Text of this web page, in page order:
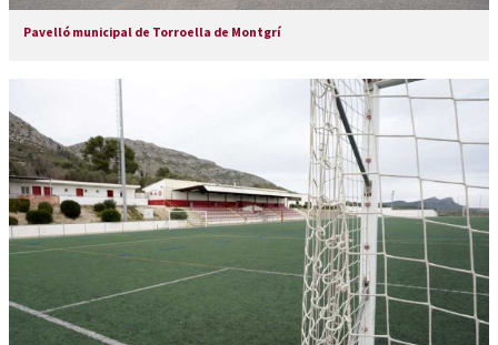
Pavelló municipal de Torroella de Montgrí